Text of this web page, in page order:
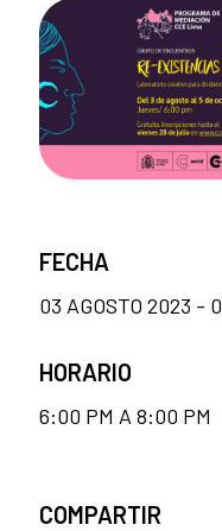
FECHA
03 AGOSTO 2023 -
HORARIO
6:00 PM A 8:00 PM
COMPARTIR